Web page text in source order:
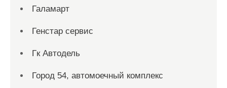
Галамарт
Генстар сервис
Гк Автодель
Город 54, автомоечный комплекс